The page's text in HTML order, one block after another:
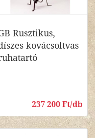
Rusztikus,
kovácsoltvas
237 200 Ft/db